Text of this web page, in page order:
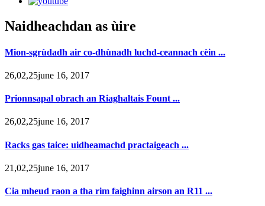
Naidheachdan as ùire
Mion-sgrùdadh air co-dhùnadh luchd-ceannach cèin ...
26,02,25june 16, 2017
Prionnsapal obrach an Riaghaltais Fount ...
26,02,25june 16, 2017
Racks gas taice: uidheamachd practaigeach ...
21,02,25june 16, 2017
Cia mheud raon a tha rim faighinn airson an R11 ...